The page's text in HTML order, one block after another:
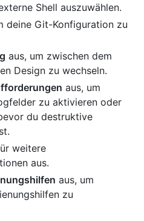
Shell auszuwählen.
deine Git-Konfiguration zu
aus, um zwischen dem
Design zu wechseln.
aus, um
zu aktivieren oder
du destruktive
weitere
aus.
aus, um
zu